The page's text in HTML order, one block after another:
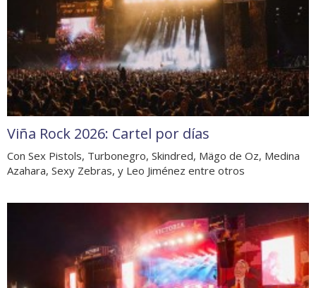
Viña Rock 2026: Cartel por días
Con Sex Pistols, Turbonegro, Skindred, Mägo de Oz, Medina
Azahara, Sexy Zebras, y Leo Jiménez entre otros